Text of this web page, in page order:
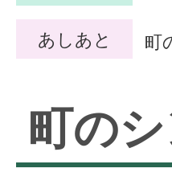
あしあと 町
町の